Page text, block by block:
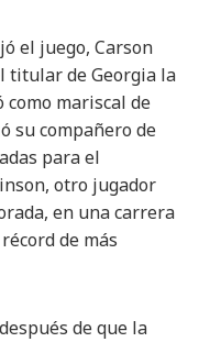
el juego, Carson
titular de Georgia la
mariscal de
su compañero de
para el
otro jugador
en una carrera
de más
de que la